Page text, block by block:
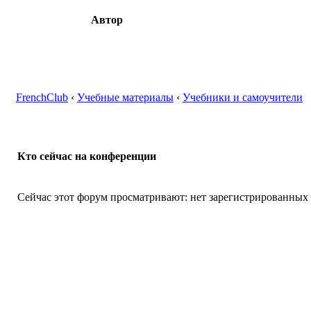
Автор
FrenchClub ‹ Учебные материалы ‹ Учебники и самоучители
Кто сейчас на конференции
Сейчас этот форум просматривают: нет зарегистрированных